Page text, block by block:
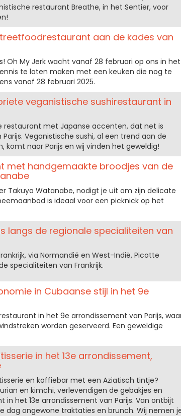
restaurant Breathe, in het Sentier, voor
aan de kades van
Oh My Jerk wacht vanaf 28 februari op ons in het
te laten maken met een keuken die nog te
vanaf 28 februari 2025.
veganistische sushirestaurant in
restaurant met Japanse accenten, dat net is
Veganistische sushi, al een trend aan de
naar Parijs en wij vinden het geweldig!
met handgemaakte broodjes van de
Takuya Watanabe, nodigt je uit om zijn delicate
is ideaal voor een picknick op het
langs de regionale specialiteiten van
via Normandië en West-Indië, Picotte
specialiteiten van Frankrijk.
in Cubaanse stijl in het 9e
in het 9e arrondissement van Parijs,
worden geserveerd. Een geweldige
in het 13e arrondissement,
en koffiebar met een Aziatisch tintje?
en kimchi, verlevendigen de gebakjes en
het 13e arrondissement van Parijs. Van ontbijt
dag ongewone traktaties en brunch. Wij nemen